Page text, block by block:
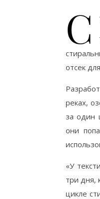
С
отсек
реках,
за один
они
«У
три дня,
цикле